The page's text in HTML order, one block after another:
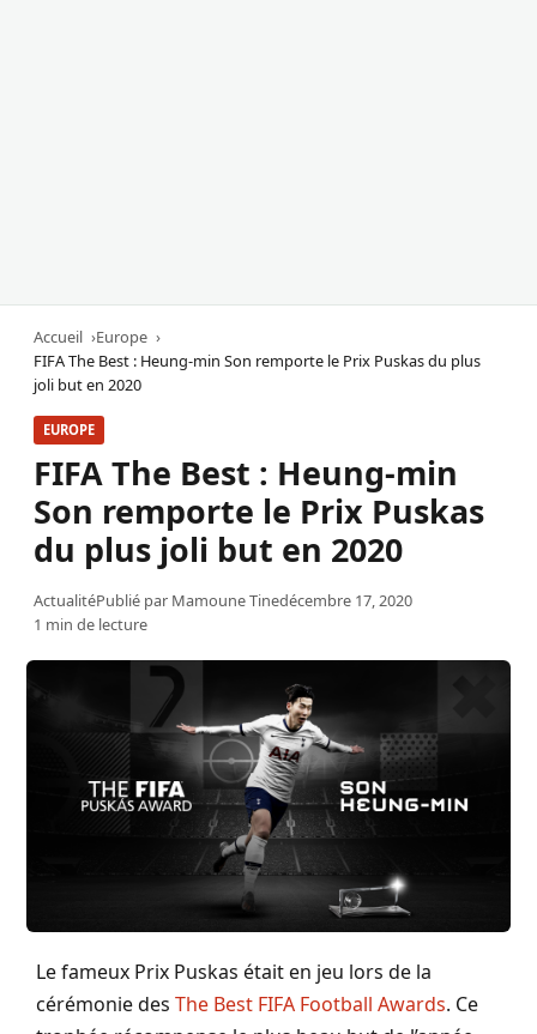
Accueil
Europe
FIFA The Best : Heung-min Son remporte le Prix Puskas du plus
joli but en 2020
EUROPE
FIFA The Best : Heung-min
Son remporte le Prix Puskas
du plus joli but en 2020
ActualitéPublié par Mamoune Tinedécembre 17, 2020
1 min de lecture
Le fameux Prix Puskas était en jeu lors de la
cérémonie des The Best FIFA Football Awards. Ce